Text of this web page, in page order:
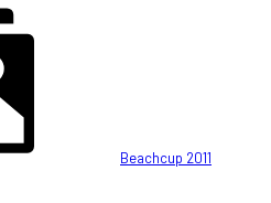
Beachcup 2011